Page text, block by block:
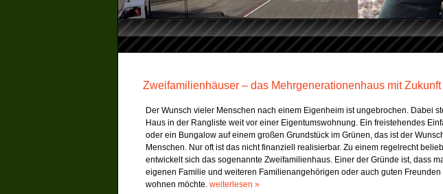
Zweifamilienhäuser – das Mehrgenerationenhaus mit Zukunft
Der Wunsch vieler Menschen nach einem Eigenheim ist ungebrochen. Dabei
Haus in der Rangliste weit vor einer Eigentumswohnung. Ein freistehendes
oder ein Bungalow auf einem großen Grundstück im Grünen, das ist der
Menschen. Nur oft ist das nicht finanziell realisierbar. Zu einem regelrecht
entwickelt sich das sogenannte Zweifamilienhaus. Einer der Gründe ist, dass
eigenen Familie und weiteren Familienangehörigen oder auch guten Freunden
wohnen möchte. weiterlesen »